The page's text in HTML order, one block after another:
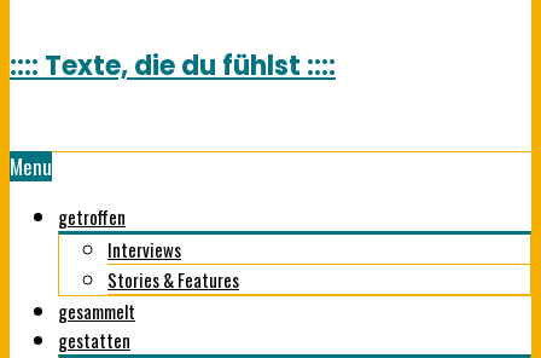
:::: Texte, die du fühlst ::::
Menu
getroffen
Interviews
Stories & Features
gesammelt
gestatten